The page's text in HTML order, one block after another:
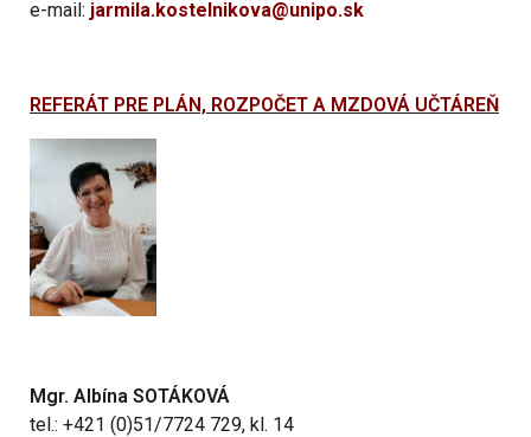
e-mail: jarmila.kostelnikova@unipo.sk
REFERÁT PRE PLÁN, ROZPOČET A MZDOVÁ UČTÁREŇ
Mgr. Albína SOTÁKOVÁ
tel.: +421 (0)51/7724 729, kl. 14